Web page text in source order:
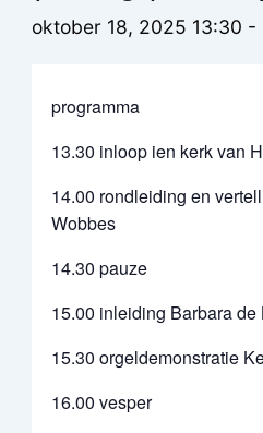
oktober 18, 2025 13:30 -
programma
13.30 inloop ien kerk van
14.00 rondleiding en
Wobbes
14.30 pauze
15.00 inleiding Barbara de
15.30 orgeldemonstratie
16.00 vesper